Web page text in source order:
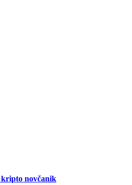
kripto novčanik